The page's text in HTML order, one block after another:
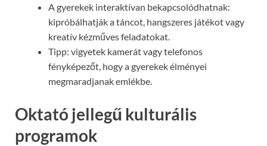
A gyerekek interaktívan bekapcsolódhatnak:
kipróbálhatják a táncot, hangszeres játékot vagy
kreatív kézműves feladatokat.
Tipp: vigyetek kamerát vagy telefonos
fényképezőt, hogy a gyerekek élményei
megmaradjanak emlékbe.
Oktató jellegű kulturális
programok